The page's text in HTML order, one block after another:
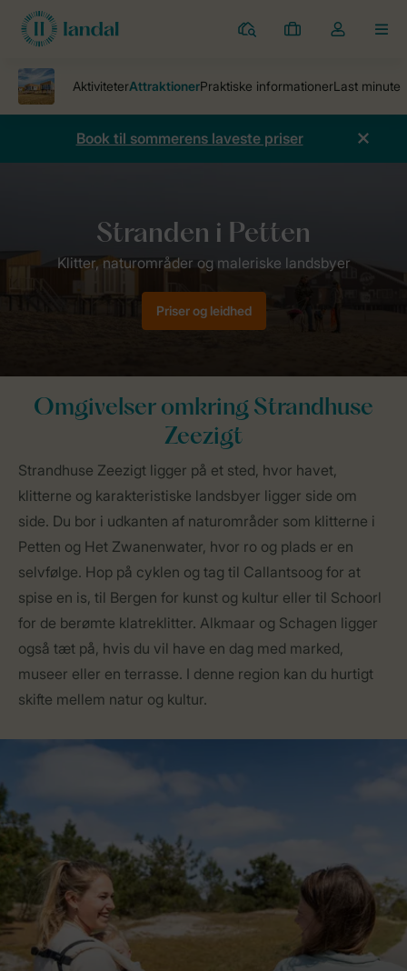
Parker
Mine
Toggle
dropdown
Book til sommerens laveste priser
Priser og leidhed
Omgivelser omkring Strandhuse
Zeezigt
Strandhuse Zeezigt ligger på et sted, hvor havet,
klitterne og karakteristiske landsbyer ligger side om
side. Du bor i udkanten af naturområder som klitterne i
Petten og Het Zwanenwater, hvor ro og plads er en
selvfølge. Hop på cyklen og tag til Callantsoog for at
spise en is, til Bergen for kunst og kultur eller til Schoorl
for de berømte klatreklitter. Alkmaar og Schagen ligger
også tæt på, hvis du vil have en dag med marked,
museer eller en terrasse. I denne region kan du hurtigt
skifte mellem natur og kultur.